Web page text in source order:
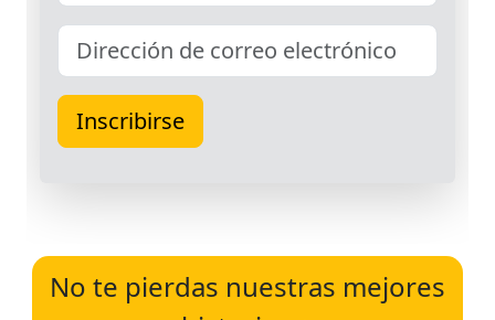
No te pierdas nuestras mejores